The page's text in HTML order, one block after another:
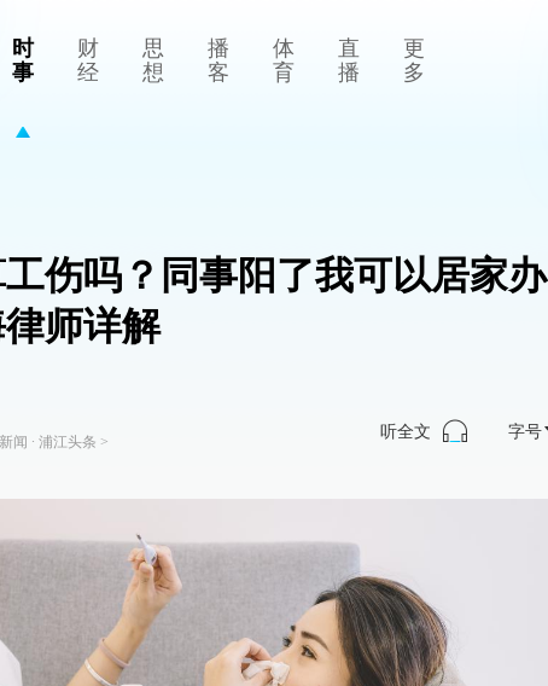
时
事
财
经
思
想
播
客
体
育
直
播
更
多
伤吗？同事阳了我可以居家办
师详解
闻 ∙ 浦江头条 >
听全文 字号